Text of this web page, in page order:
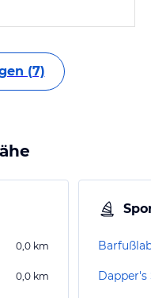
(7)
0,0 km
0,0 km Dapper's